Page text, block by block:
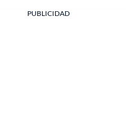
PUBLICIDAD